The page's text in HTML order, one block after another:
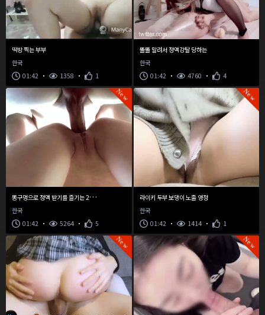
떡방 찍는 부부
한국
01:42
1358 1
똘똘 말려서 정액강탈 당하는
한국
01:42
4760 4
New
똥
구멍으로 정액 받기를 즐기는 27살 직장녀
한국
01:42
5264 5
New
라이키 두부 보댕이 노출 영정
한국
01:42
1414 1
New New